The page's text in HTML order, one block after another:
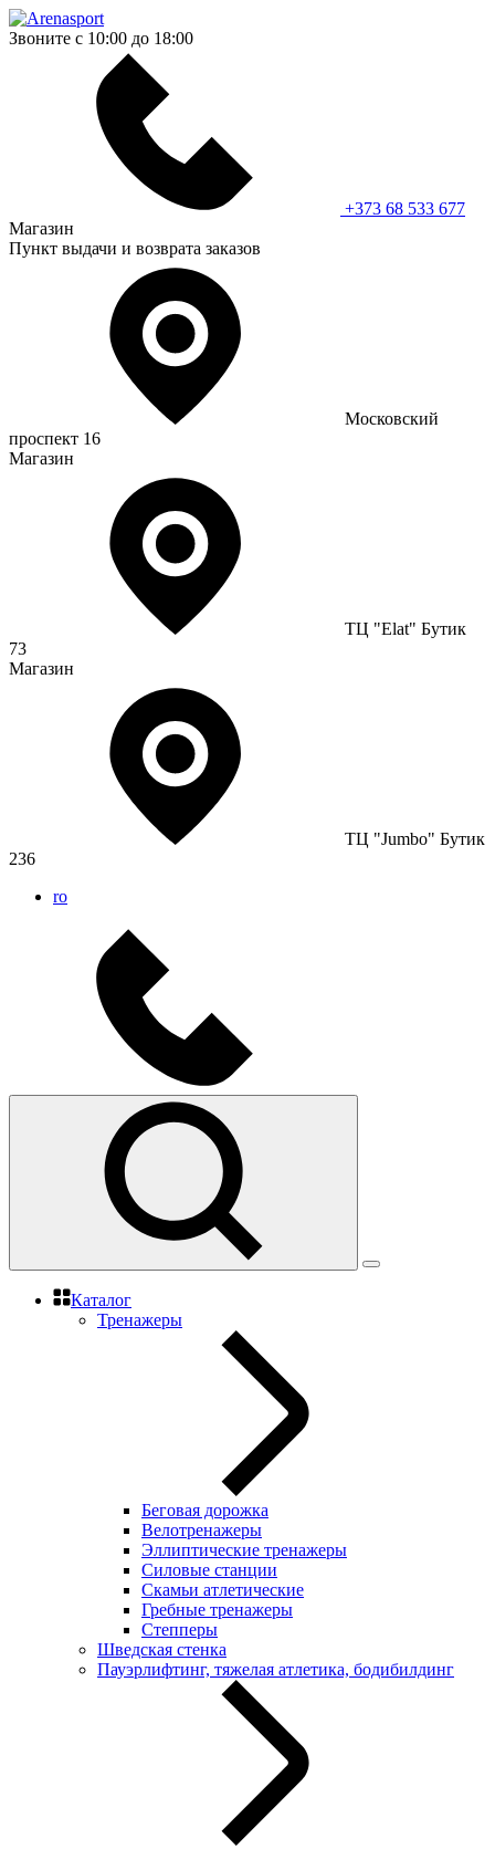
Звоните с 10:00 до 18:00
+373 68 533 677
Магазин
Пункт выдачи и возврата заказов
Московский
проспект 16
Магазин
ТЦ "Elat" Бутик
73
Магазин
ТЦ "Jumbo" Бутик
236
ro
Каталог
Тренажеры
Беговая дорожка
Велотренажеры
Эллиптические тренажеры
Силовые станции
Скамьи атлетические
Гребные тренажеры
Степперы
Шведская стенка
Пауэрлифтинг, тяжелая атлетика, бодибилдинг